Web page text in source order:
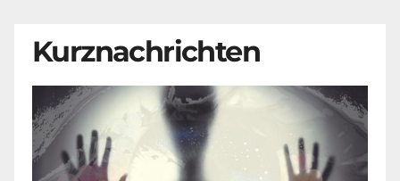
Kurznachrichten